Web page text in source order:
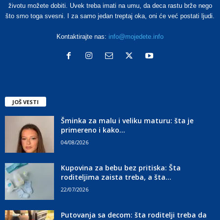
životu možete dobiti. Uvek treba imati na umu, da deca rastu brže nego
što smo toga svesni. I za samo jedan treptaj oka, oni će već postati ljudi.
Kontaktirajte nas: info@mojedete.info
JOŠ VESTI
Šminka za malu i veliku maturu: šta je
primereno i kako...
04/08/2026
Kupovina za bebu bez pritiska: Šta
roditeljima zaista treba, a šta...
22/07/2026
Putovanja sa decom: šta roditelji treba da